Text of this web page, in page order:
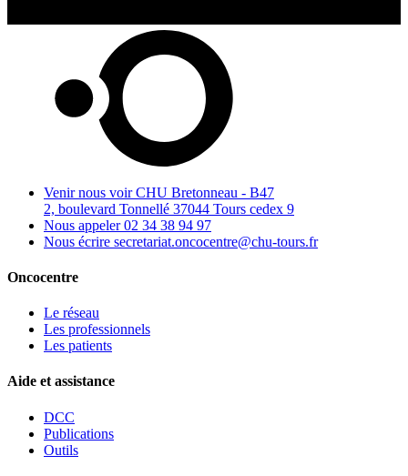
Venir nous voir CHU Bretonneau - B47
2, boulevard Tonnellé 37044 Tours cedex 9
Nous appeler 02 34 38 94 97
Nous écrire secretariat.oncocentre@chu-tours.fr
Oncocentre
Le réseau
Les professionnels
Les patients
Aide et assistance
DCC
Publications
Outils